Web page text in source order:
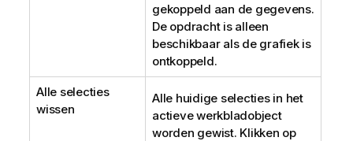
gekoppeld aan de gegevens.
De opdracht is alleen
beschikbaar als de grafiek is
ontkoppeld.
Alle selecties
wissen
Alle huidige selecties in het
actieve werkbladobject
worden gewist. Klikken op